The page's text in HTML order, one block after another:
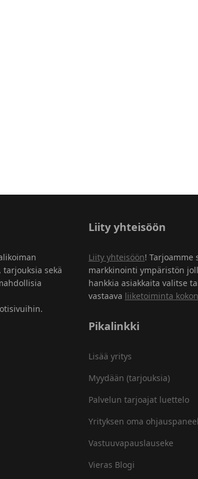
sekä
Liity yhteisöön
Liity yhteisöön! Tarjoamme
markkinointi ympäristön
hankkia asiakkaita valitse
vastaava liiketoiminta
Pikalinkki
Lisää yritys
Myydään (tarjouksia)
Palvelun tarjoajat luettelo
Yrityksen oma
Vastuuvapauslauseke
Vieras Blogi